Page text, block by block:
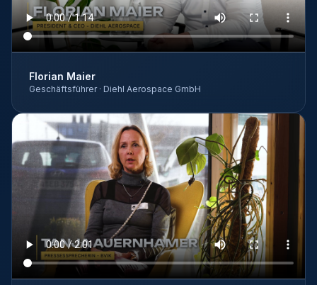
Florian Maier
Geschäftsführer· Diehl Aerospace GmbH